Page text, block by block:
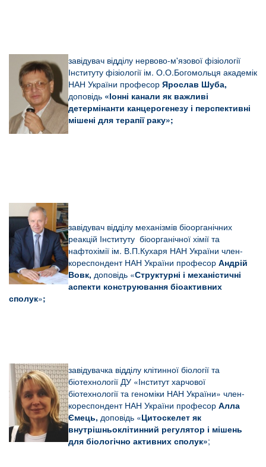
завідувач відділу нервово-м'язової фізіології
Інституту фізіології ім. О.О.Богомольця академік
НАН України професор Ярослав Шуба,
доповідь «Іонні канали як важливі
детермінанти канцерогенезу і перспективні
мішені для терапії раку»;
завідувач відділу механізмів біоорганічних
реакцій Інституту біоорганічної хімії та
нафтохімії ім. В.П.Кухаря НАН України член-
кореспондент НАН України професор Андрій
Вовк, доповідь «Структурні і механістичні
аспекти конструювання біоактивних
сполук»;
завідувачка відділу клітинної біології та
біотехнології ДУ «Інститут харчової
біотехнології та геноміки НАН України» член-
кореспондент НАН України професор Алла
Ємець, доповідь «Цитоскелет як
внутрішньоклітинний регулятор і мішень
для біологічно активних сполук»;